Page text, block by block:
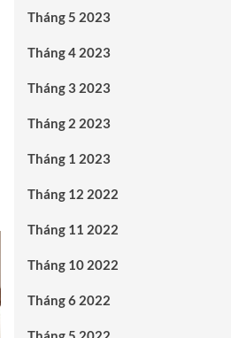
Tháng 5 2023
Tháng 4 2023
Tháng 3 2023
Tháng 2 2023
Tháng 1 2023
Tháng 12 2022
Tháng 11 2022
Tháng 10 2022
Tháng 6 2022